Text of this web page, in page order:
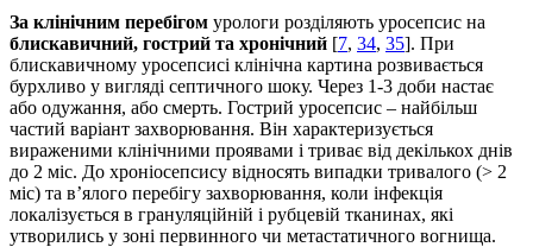
За клінічним перебігом урологи розділяють уро­сепсис на
блискавичний, гострий та хронічний [7, 34, 35]. При
блискавичному уросепсисі клінічна картина розвивається
бурхливо у вигляді септичного шоку. Через 1-3 доби настає
або одужання, або смерть. Гострий уросепсис – найбільш
частий варіант захворювання. Він характеризується
вираженими клінічними проявами і триває від декількох днів
до 2 міс. До хроніосепсису відносять випадки тривалого (> 2
міс) та в’ялого перебігу захворювання, коли інфекція
локалізується в грануляційній і рубцевій тканинах, які
утворились у зоні первинного чи метастатичного вогнища.